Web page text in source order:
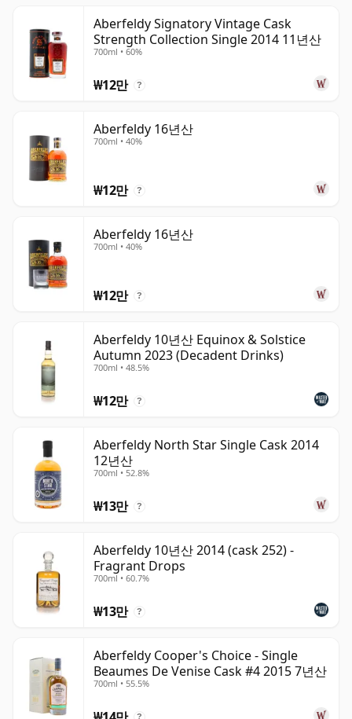
Aberfeldy Signatory Vintage Cask
Strength Collection Single 2014 11년산
700ml • 60%
₩12만 ?
Aberfeldy 16년산
700ml • 40%
₩12만 ?
Aberfeldy 16년산
700ml • 40%
₩12만 ?
Aberfeldy 10년산 Equinox & Solstice
Autumn 2023 (Decadent Drinks)
700ml • 48.5%
₩12만 ?
Aberfeldy North Star Single Cask 2014
12년산
700ml • 52.8%
₩13만 ?
Aberfeldy 10년산 2014 (cask 252) -
Fragrant Drops
700ml • 60.7%
₩13만 ?
Aberfeldy Cooper's Choice - Single
Beaumes De Venise Cask #4 2015 7년산
700ml • 55.5%
?